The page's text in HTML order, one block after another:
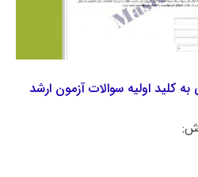
اولیه سوالات آزمون ارشد